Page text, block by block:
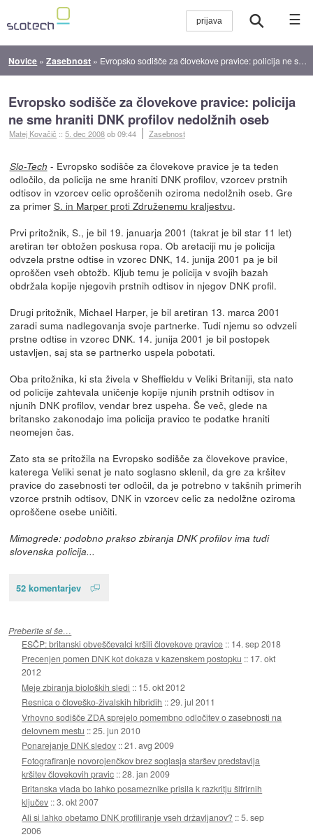
☰
Novice »Zasebnost » Evropsko sodišče za človekove pravice: policija ne sme hraniti DNK profilov nedolžnih oseb
Evropsko sodišče za človekove pravice: policija
ne sme hraniti DNK profilov nedolžnih oseb
Matej Kovačič ::5. dec 2008ob 09:44 Zasebnost
Slo-Tech - Evropsko sodišče za človekove pravice je ta teden
odločilo, da policija ne sme hraniti DNK profilov, vzorcev prstnih
odtisov in vzorcev celic oproščenih oziroma nedolžnih oseb. Gre
za primer S. in Marper proti Združenemu kraljestvu.
Prvi pritožnik, S., je bil 19. januarja 2001 (takrat je bil star 11 let)
aretiran ter obtožen poskusa ropa. Ob aretaciji mu je policija
odvzela prstne odtise in vzorec DNK, 14. junija 2001 pa je bil
oproščen vseh obtožb. Kljub temu je policija v svojih bazah
obdržala kopije njegovih prstnih odtisov in njegov DNK profil.
Drugi pritožnik, Michael Harper, je bil aretiran 13. marca 2001
zaradi suma nadlegovanja svoje partnerke. Tudi njemu so odvzeli
prstne odtise in vzorec DNK. 14. junija 2001 je bil postopek
ustavljen, saj sta se partnerko uspela pobotati.
Oba pritožnika, ki sta živela v Sheffieldu v Veliki Britaniji, sta nato
od policije zahtevala uničenje kopije njunih prstnih odtisov in
njunih DNK profilov, vendar brez uspeha. Še več, glede na
britansko zakonodajo ima policija pravico te podatke hraniti
neomejen čas.
Zato sta se pritožila na Evropsko sodišče za človekove pravice,
katerega Veliki senat je nato soglasno sklenil, da gre za kršitev
pravice do zasebnosti ter odločil, da je potrebno v takšnih primerih
vzorce prstnih odtisov, DNK in vzorcev celic za nedolžne oziroma
oproščene osebe uničiti.
Mimogrede: podobno prakso zbiranja DNK profilov ima tudi
slovenska policija...
52 komentarjev
Preberite si še…
ESČP: britanski obveščevalci kršili človekove pravice :: 14. sep 2018
Precenjen pomen DNK kot dokaza v kazenskem postopku :: 17. okt
2012
Meje zbiranja bioloških sledi :: 15. okt 2012
Resnica o človeško-živalskih hibridih ::29. jul 2011
Vrhovno sodišče ZDA sprejelo pomembno odločitev o zasebnosti na
delovnem mestu ::25. jun 2010
Ponarejanje DNK sledov ::21. avg 2009
Fotografiranje novorojenčkov brez soglasja staršev predstavlja
kršitev človekovih pravic ::28. jan 2009
Britanska vlada bo lahko posameznike prisila k razkritju šifrirnih
ključev ::3. okt 2007
Ali si lahko obetamo DNK profiliranje vseh državljanov? ::5. sep
2006